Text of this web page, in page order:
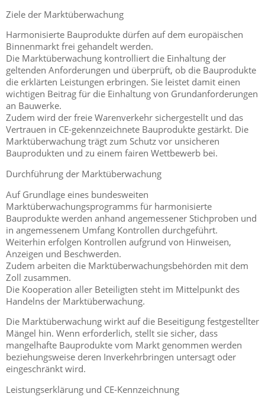
Ziele der Marktüberwachung
Harmonisierte Bauprodukte dürfen auf dem europäischen
Binnenmarkt frei gehandelt werden.
Die Marktüberwachung kontrolliert die Einhaltung der
geltenden Anforderungen und überprüft, ob die Bauprodukte
die erklärten Leistungen erbringen. Sie leistet damit einen
wichtigen Beitrag für die Einhaltung von Grundanforderungen
an Bauwerke.
Zudem wird der freie Warenverkehr sichergestellt und das
Vertrauen in CE-gekennzeichnete Bauprodukte gestärkt. Die
Marktüberwachung trägt zum Schutz vor unsicheren
Bauprodukten und zu einem fairen Wettbewerb bei.
Durchführung der Marktüberwachung
Auf Grundlage eines bundesweiten
Marktüberwachungsprogramms für harmonisierte
Bauprodukte werden anhand angemessener Stichproben und
in angemessenem Umfang Kontrollen durchgeführt.
Weiterhin erfolgen Kontrollen aufgrund von Hinweisen,
Anzeigen und Beschwerden.
Zudem arbeiten die Marktüberwachungsbehörden mit dem
Zoll zusammen.
Die Kooperation aller Beteiligten steht im Mittelpunkt des
Handelns der Marktüberwachung.
Die Marktüberwachung wirkt auf die Beseitigung festgestellter
Mängel hin. Wenn erforderlich, stellt sie sicher, dass
mangelhafte Bauprodukte vom Markt genommen werden
beziehungsweise deren Inverkehrbringen untersagt oder
eingeschränkt wird.
Leistungserklärung und CE-Kennzeichnung